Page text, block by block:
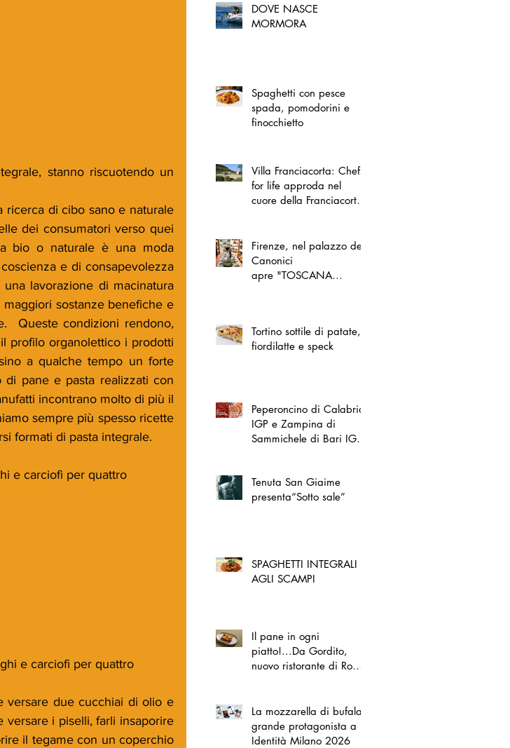
stanno riscuotendo un
ricerca di cibo sano e naturale
dei consumatori verso quei
bio o naturale è una moda
e di consapevolezza
lavorazione di macinatura
sostanze benefiche e
Queste condizioni rendono,
profilo organolettico i prodotti
a qualche tempo un forte
di pane e pasta realizzati con
incontrano molto di più il
sempre più spesso ricette
formati di pasta integrale.
e carciofi per quattro
e carciofi per quattro
versare due cucchiai di olio e
versare i piselli, farli insaporire
il tegame con un coperchio
DOVE NASCE
MORMORA
Spaghetti con pesce
spada, pomodorini e
finocchietto
Villa Franciacorta: Chefs
for life approda nel
cuore della Franciacorta,
Firenze, nel palazzo dei
Canonici
apre "TOSCANA
Tortino sottile di patate,
fiordilatte e speck
Peperoncino di Calabria
IGP e Zampina di
Sammichele di Bari IGP
Tenuta San Giaime
presenta“Sotto sale”
SPAGHETTI INTEGRALI
AGLI SCAMPI
Il pane in ogni
piatto!...Da Gordito,
nuovo ristorante di Roma
La mozzarella di bufala
grande protagonista a
Identità Milano 2026